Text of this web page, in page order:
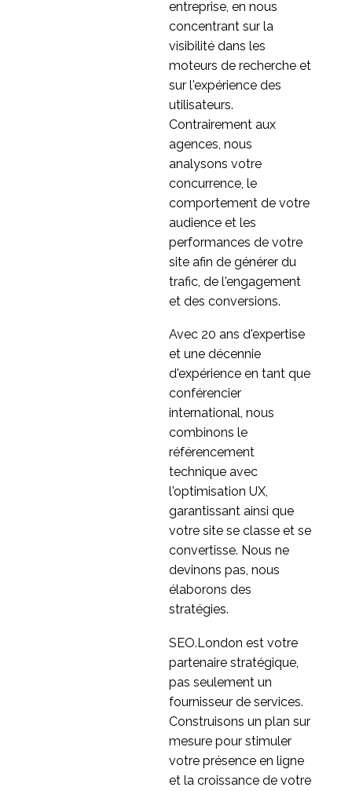
télécommunications
électronique : Impliquer
vos clients dans la
transformation
2
Recherche sur le
parcours de l'utilisateur
dans le secteur des
services financiers
0
À l'écoute de vos
clients - La recherche
en design dans la
transformation
0
30 septembre 2020
Refonte du méga
menu d'un détaillant
4
La transformation
numérique sous un
0
Impliquer vos clients
O2 mobile app Diary
0
entreprise, en nous
concentrant sur la
visibilité dans les
moteurs de recherche et
sur l'expérience des
utilisateurs.
Contrairement aux
agences, nous
analysons votre
concurrence, le
comportement de votre
audience et les
performances de votre
site afin de générer du
trafic, de l'engagement
et des conversions.
Avec 20 ans d'expertise
et une décennie
d'expérience en tant que
conférencier
international, nous
combinons le
référencement
technique avec
l'optimisation UX,
garantissant ainsi que
votre site se classe et se
convertisse. Nous ne
devinons pas, nous
élaborons des
stratégies.
SEO.London est votre
partenaire stratégique,
pas seulement un
fournisseur de services.
Construisons un plan sur
mesure pour stimuler
votre présence en ligne
et la croissance de votre